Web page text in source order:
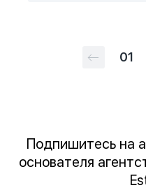
01
Подпишитесь на
основателя